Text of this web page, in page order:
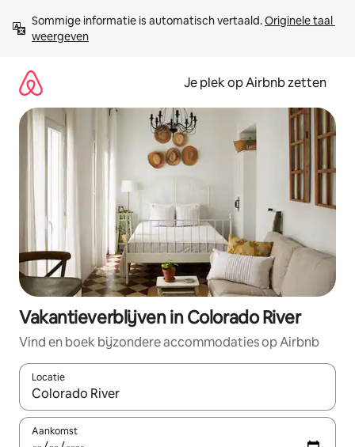
direct
naar
Sommige informatie is automatisch vertaald. Originele taal
weergeven
Je plek op Airbnb zetten
Vakantieverblijven in Colorado River
Vind en boek bijzondere accommodaties op Airbnb
Locatie
Wanneer er resultaten beschikbaar zijn, maak je een keuze
Aankomst